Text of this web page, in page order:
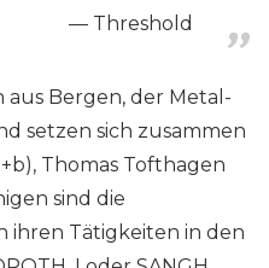
Threshold
aus Bergen, der Metal-
setzen sich zusammen
Thomas Tofthagen
sind die
ihren Tätigkeiten in den